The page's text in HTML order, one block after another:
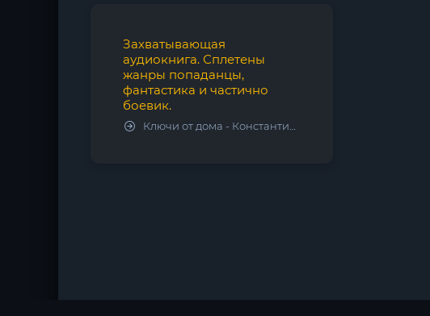
Захватывающая
аудиокнига. Сплетены
жанры попаданцы,
фантастика и частично
боевик.
Ключи от дома - Константин Калбазов